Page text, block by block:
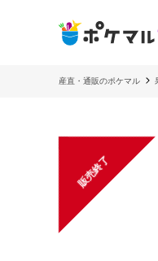
産直・通販のポケマル
販売終了